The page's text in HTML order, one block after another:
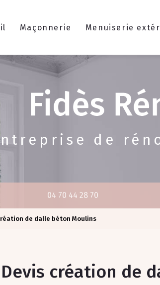
Maçonnerie Menuiserie
de
04 70 44 28 70
de dalle béton Moulins
Devis création de